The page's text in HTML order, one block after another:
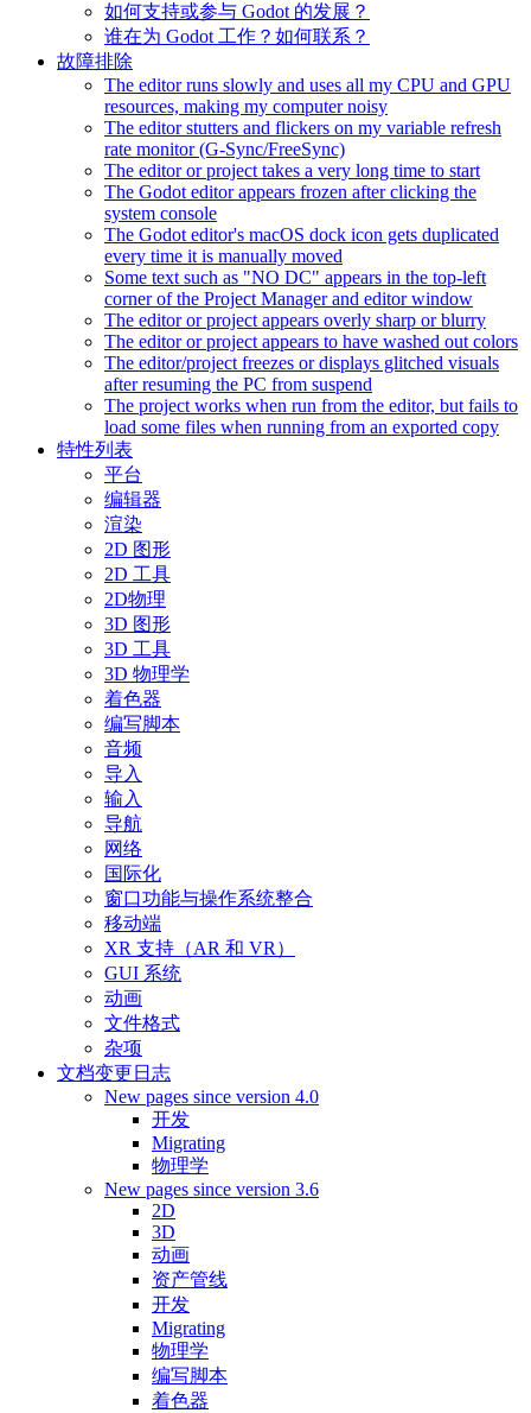
如何支持或参与 Godot 的发展？
谁在为 Godot 工作？如何联系？
故障排除
The editor runs slowly and uses all my CPU and GPU
resources, making my computer noisy
The editor stutters and flickers on my variable refresh
rate monitor (G-Sync/FreeSync)
The editor or project takes a very long time to start
The Godot editor appears frozen after clicking the
system console
The Godot editor's macOS dock icon gets duplicated
every time it is manually moved
Some text such as "NO DC" appears in the top-left
corner of the Project Manager and editor window
The editor or project appears overly sharp or blurry
The editor or project appears to have washed out colors
The editor/project freezes or displays glitched visuals
after resuming the PC from suspend
The project works when run from the editor, but fails to
load some files when running from an exported copy
特性列表
平台
编辑器
渲染
2D 图形
2D 工具
2D物理
3D 图形
3D 工具
3D 物理学
着色器
编写脚本
音频
导入
输入
导航
网络
国际化
窗口功能与操作系统整合
移动端
XR 支持（AR 和 VR）
GUI 系统
动画
文件格式
杂项
文档变更日志
New pages since version 4.0
开发
Migrating
物理学
New pages since version 3.6
2D
3D
动画
资产管线
开发
Migrating
物理学
编写脚本
着色器